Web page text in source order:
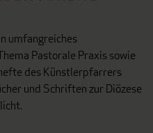
umfangreiches
Pastorale Praxis sowie
des Künstlerpfarrers
und Schriften zur Diözese